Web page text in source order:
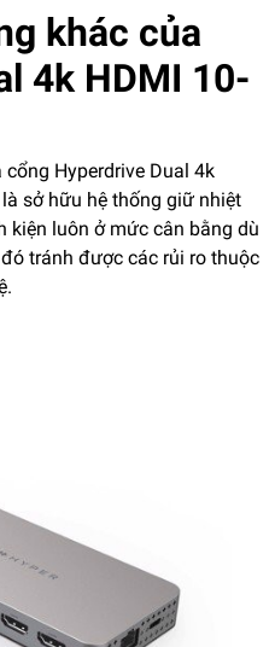
khác của
4k HDMI 10-
Hyperdrive Dual 4k
là sở hữu hệ thống giữ nhiệt
kiện luôn ở mức cân bằng dù
tránh được các rủi ro thuộc